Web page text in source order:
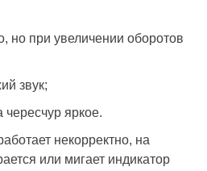
при увеличении оборотов
звук;
яркое.
некорректно, на
или мигает индикатор